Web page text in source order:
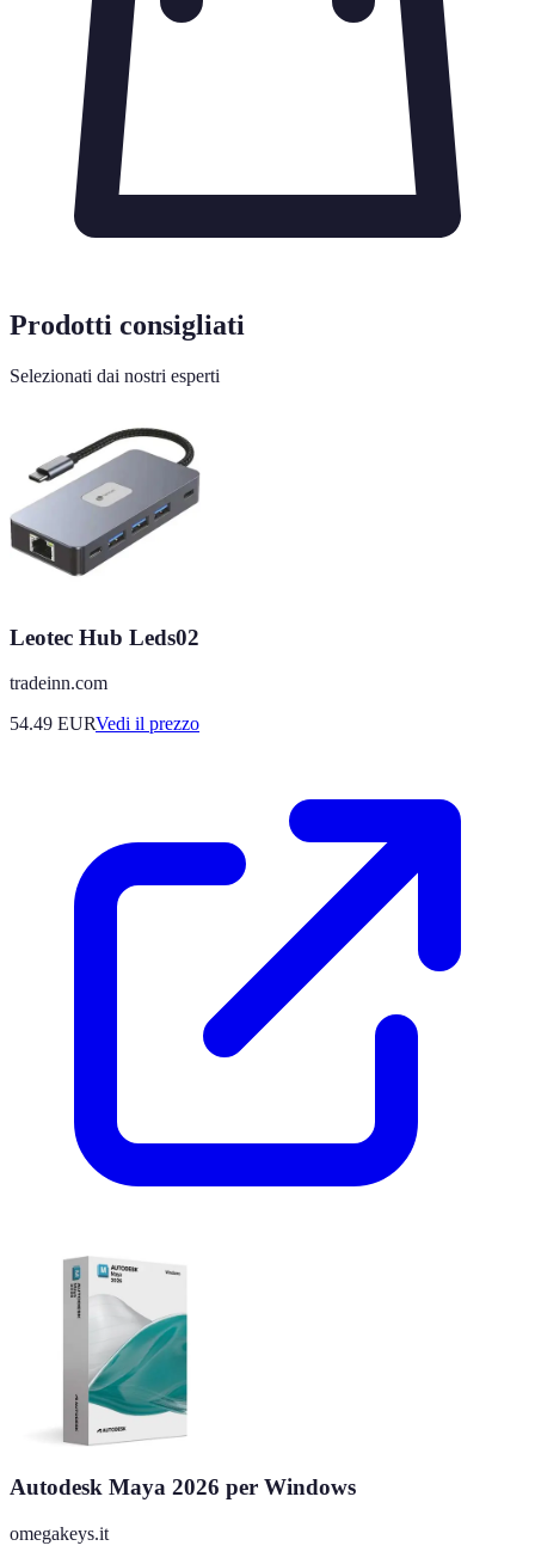
Prodotti consigliati
Selezionati dai nostri esperti
Leotec Hub Leds02
tradeinn.com
54.49 EURVedi il prezzo
Autodesk Maya 2026 per Windows
omegakeys.it